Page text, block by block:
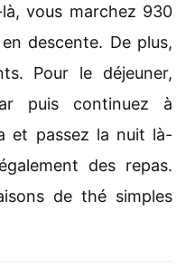
vous marchez 930
descente. De plus,
Pour le déjeuner,
puis continuez à
et passez la nuit là-
des repas.
de thé simples